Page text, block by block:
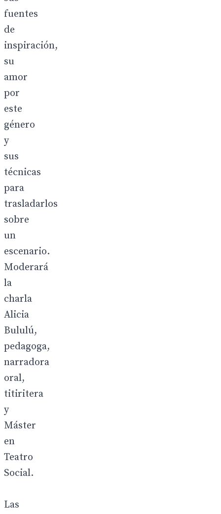
fuentes
de
inspiración,
su
amor
por
este
género
y
sus
técnicas
para
trasladarlos
sobre
un
escenario.
Moderará
la
charla
Alicia
Bululú,
pedagoga,
narradora
oral,
titiritera
y
Máster
en
Teatro
Social.
Las